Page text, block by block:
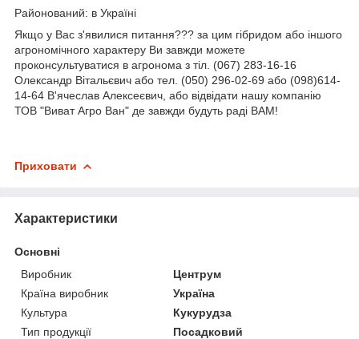
Районований: в Україні
Якщо у Вас з'явилися питання??? за цим гібридом або іншого
агрономічного характеру Ви завжди можете
проконсультуватися в агронома з тіл. (067) 283-16-16
Олександр Вітальєвич або тел. (050) 296-02-69 або (098)614-
14-64 В'ячеслав Алексеєвич, або відвідати нашу компанію
ТОВ "Виват Агро Ван" де завжди будуть раді ВАМ!
Приховати
Характеристики
Основні
Виробник
Центрум
Країна виробник
Україна
Культура
Кукурудза
Тип продукції
Посадковий